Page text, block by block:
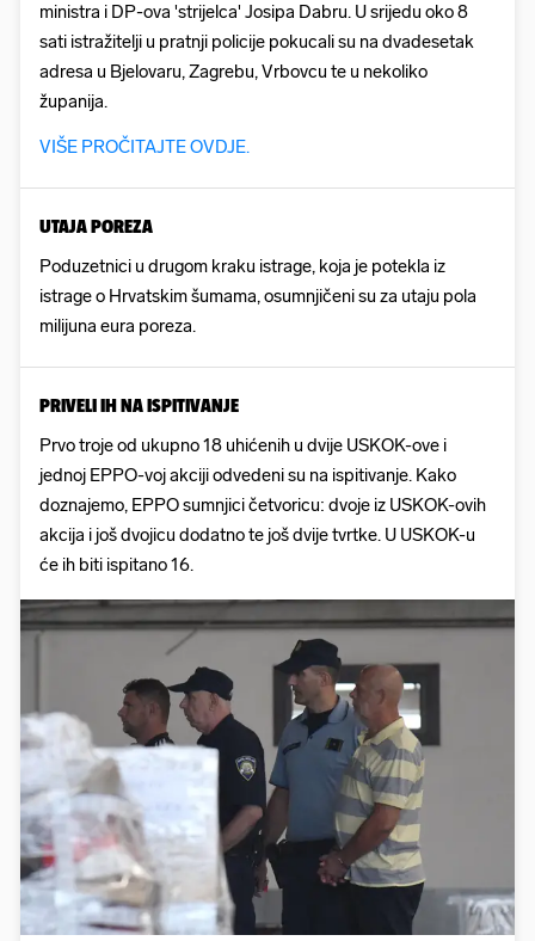
ministra i DP-ova 'strijelca' Josipa Dabru. U srijedu oko 8
sati istražitelji u pratnji policije pokucali su na dvadesetak
adresa u Bjelovaru, Zagrebu, Vrbovcu te u nekoliko
županija.
VIŠE PROČITAJTE OVDJE.
UTAJA POREZA
Poduzetnici u drugom kraku istrage, koja je potekla iz
istrage o Hrvatskim šumama, osumnjičeni su za utaju pola
milijuna eura poreza.
PRIVELI IH NA ISPITIVANJE
Prvo troje od ukupno 18 uhićenih u dvije USKOK-ove i
jednoj EPPO-voj akciji odvedeni su na ispitivanje. Kako
doznajemo, EPPO sumnjici četvoricu: dvoje iz USKOK-ovih
akcija i još dvojicu dodatno te još dvije tvrtke. U USKOK-u
će ih biti ispitano 16.